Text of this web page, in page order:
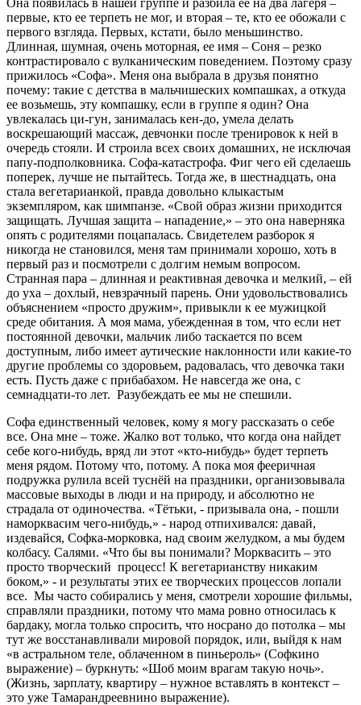
первые, кто ее терпеть не мог, и вторая – те, кто ее обожали с
первого взгляда. Первых, кстати, было меньшинство.
Длинная, шумная, очень моторная, ее имя – Соня – резко
контрастировало с вулканическим поведением. Поэтому сразу
прижилось «Софа». Меня она выбрала в друзья понятно
почему: такие с детства в мальчишеских компашках, а откуда
ее возьмешь, эту компашку, если в группе я один? Она
увлекалась ци-гун, занималась кен-до, умела делать
воскрешающий массаж, девчонки после тренировок к ней в
очередь стояли. И строила всех своих домашних, не исключая
папу-подполковника. Софа-катастрофа. Фиг чего ей сделаешь
поперек, лучше не пытайтесь. Тогда же, в шестнадцать, она
стала вегетарианкой, правда довольно клыкастым
экземпляром, как шимпанзе. «Свой образ жизни приходится
защищать. Лучшая защита – нападение,» – это она наверняка
опять с родителями поцапалась. Свидетелем разборок я
никогда не становился, меня там принимали хорошо, хоть в
первый раз и посмотрели с долгим немым вопросом.
Странная пара – длинная и реактивная девочка и мелкий, – ей
до уха – дохлый, невзрачный парень. Они удовольствовались
объяснением «просто дружим», привыкли к ее мужицкой
среде обитания. А моя мама, убежденная в том, что если нет
постоянной девочки, мальчик либо таскается по всем
доступным, либо имеет аутические наклонности или какие-то
другие проблемы со здоровьем, радовалась, что девочка таки
есть. Пусть даже с прибабахом. Не навсегда же она, с
семнадцати-то лет. Разубеждать ее мы не спешили.
Софа единственный человек, кому я могу рассказать о себе
все. Она мне – тоже. Жалко вот только, что когда она найдет
себе кого-нибудь, вряд ли этот «кто-нибудь» будет терпеть
меня рядом. Потому что, потому. А пока моя фееричная
подружка рулила всей туснёй на праздники, организовывала
массовые выходы в люди и на природу, и абсолютно не
страдала от одиночества. «Тётьки, - призывала она, - пошли
наморквасим чего-нибудь,» - народ отпихивался: давай,
издевайся, Софка-морковка, над своим желудком, а мы будем
колбасу. Салями. «Что бы вы понимали? Морквасить – это
просто творческий процесс! К вегетарианству никаким
боком,» - и результаты этих ее творческих процессов лопали
все. Мы часто собирались у меня, смотрели хорошие фильмы,
справляли праздники, потому что мама ровно относилась к
бардаку, могла только спросить, что носрано до потолка – мы
тут же восстанавливали мировой порядок, или, выйдя к нам
«в астральном теле, облаченном в пиньероль» (Софкино
выражение) – буркнуть: «Шоб моим врагам такую ночь».
(Жизнь, зарплату, квартиру – нужное вставлять в контекст –
это уже Тамарандреевнино выражение).